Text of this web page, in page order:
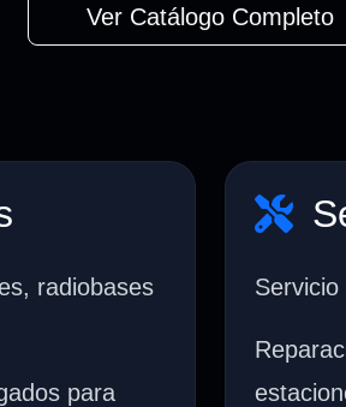
Ver Catálogo Completo
radiobases
para
Servicio